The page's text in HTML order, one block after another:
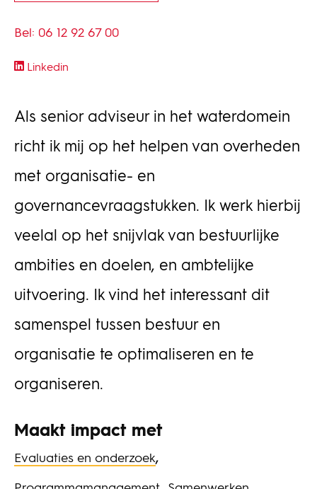
Bel: 06 12 92 67 00
Linkedin
Als senior adviseur in het waterdomein
richt ik mij op het helpen van overheden
met organisatie- en
governancevraagstukken. Ik werk hierbij
veelal op het snijvlak van bestuurlijke
ambities en doelen, en ambtelijke
uitvoering. Ik vind het interessant dit
samenspel tussen bestuur en
organisatie te optimaliseren en te
organiseren.
Maakt impact met
Evaluaties en onderzoek,